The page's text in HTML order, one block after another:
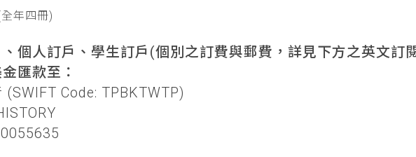
年四冊)
個人訂戶、學生訂戶(個別之訂費與郵費，詳見下方之英文訂
匯款至：
(SWIFT Code: TPBKTWTP)